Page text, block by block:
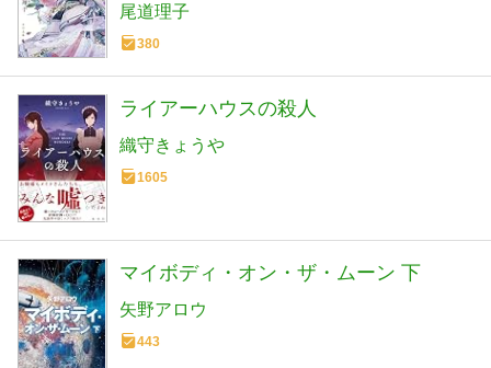
尾道理子
380
ライアーハウスの殺人
織守きょうや
1605
マイボディ・オン・ザ・ムーン 下
矢野アロウ
443